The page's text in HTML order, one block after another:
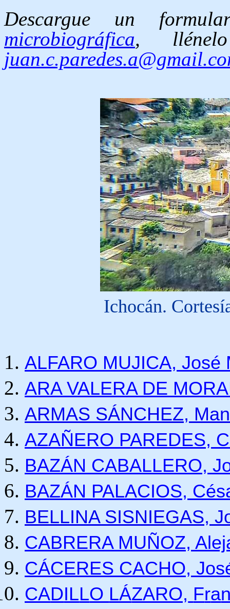
Descargue un
microbiográfica,
Ichocán.
ALFARO MUJICA, José
ARA VALERA DE
ARMAS SÁNCHEZ,
AZAÑERO PAREDES,
BAZÁN CABALLERO,
BAZÁN PALACIOS,
BELLINA SISNIEGAS,
CABRERA MUÑOZ,
CÁCERES CACHO,
CADILLO LÁZARO, Fra